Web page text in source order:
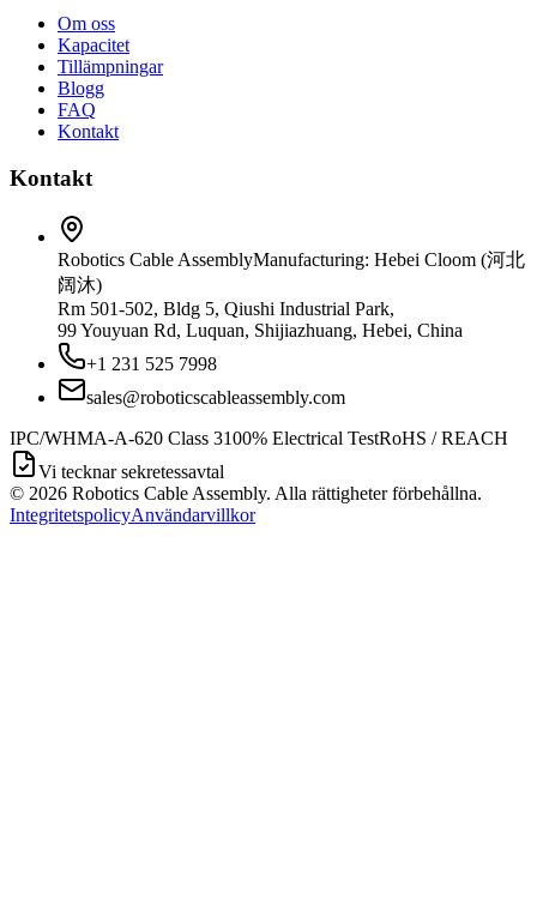
Om oss
Kapacitet
Tillämpningar
Blogg
FAQ
Kontakt
Kontakt
Robotics Cable AssemblyManufacturing: Hebei Cloom (河北
阔沐)
Rm 501-502, Bldg 5, Qiushi Industrial Park,
99 Youyuan Rd, Luquan, Shijiazhuang, Hebei, China
+1 231 525 7998
sales@roboticscableassembly.com
IPC/WHMA-A-620 Class 3100% Electrical TestRoHS / REACH
Vi tecknar sekretessavtal
© 2026 Robotics Cable Assembly. Alla rättigheter förbehållna.
IntegritetspolicyAnvändarvillkor